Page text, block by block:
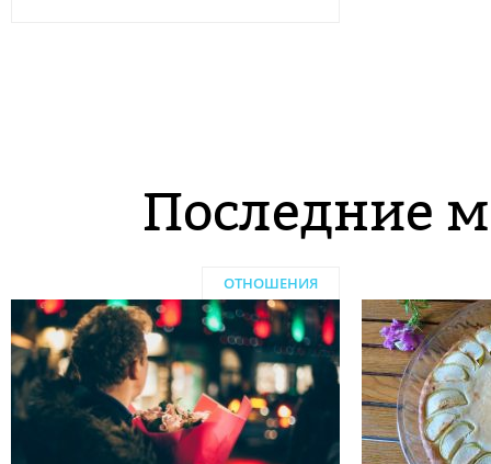
Последние
ОТНОШЕНИЯ